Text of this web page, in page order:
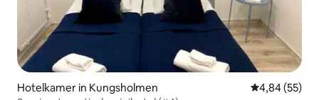
Hotelkamer in Kungsholmen Gemiddelde
4,84 (55)